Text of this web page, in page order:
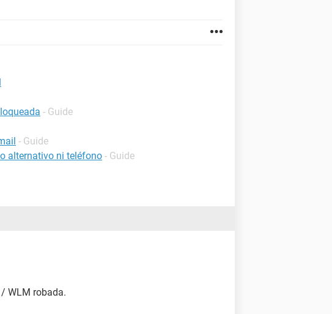
- Guide
- Guide
alternativo ni teléfono - Guide
WLM robada.